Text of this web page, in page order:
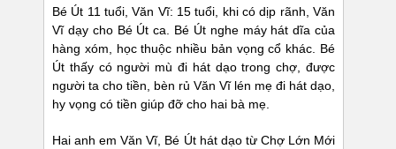
Bé Út 11 tuổi, Văn Vĩ: 15 tuổi, khi có dịp rãnh, Văn
Vĩ dạy cho Bé Út ca. Bé Út nghe máy hát dĩa của
hàng xóm, học thuộc nhiều bản vọng cổ khác. Bé
Út thấy có người mù đi hát dạo trong chợ, được
người ta cho tiền, bèn rủ Văn Vĩ lén mẹ đi hát dạo,
hy vọng có tiền giúp đỡ cho hai bà mẹ.
Hai anh em Văn Vĩ, Bé Út hát dạo từ Chợ Lớn Mới